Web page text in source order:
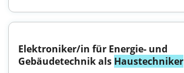
Elektroniker/in für Energie- und
Gebäudetechnik als Haustechniker